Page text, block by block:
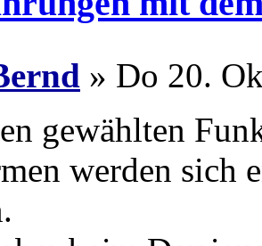
» Do 20.
gewählten
werden sich